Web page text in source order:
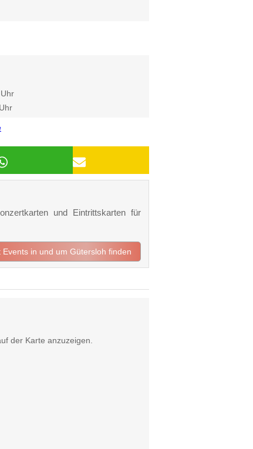
und Eintrittskarten für
Events in und um Gütersloh finden
der Karte anzuzeigen.